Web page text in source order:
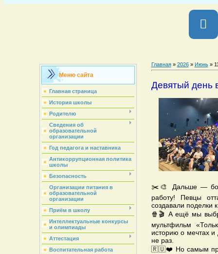
Меню сайта
Главная страница
История школы
Родителю
Сведения об
образовательной
организации
Год педагога и наставника
Антикоррупционная политика
школы
Безопасность
Организации питания в
образовательной
организации
Приём в школу
Интеллектуальные конкурсы
и олимпиады
Аттестация
Воспитательная работа
Главная» 2026 » Июнь »
Девятый день
✂️🎨 Дальше —
работу! Певцы
создавали поделки
🍿🎬 А ещё мы
мультфильм
историю о мечтах
не раз.
🇷🇺❤️ Но самым